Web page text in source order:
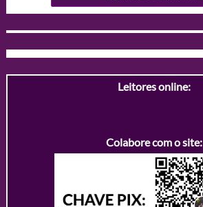
Leitores online:
Colabore com o site: